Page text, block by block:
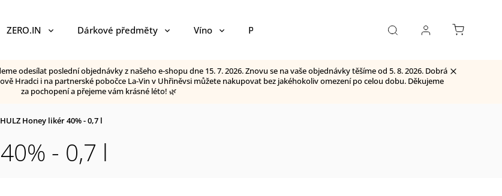
ZERO.IN Dárkové předměty Víno Pivo
odesílat poslední objednávky z našeho e‑shopu dne 15. 7. 2026. Znovu se na vaše objednávky těšíme od 5. 8. 2026. Dobrá
Hradci i na partnerské pobočce La‑Vin v Uhřiněvsi můžete nakupovat bez jakéhokoliv omezení po celou dobu. Děkujeme
za pochopení a přejeme vám krásné léto! 🌿
Honey likér 40% - 0,7 l
- 0,7 l